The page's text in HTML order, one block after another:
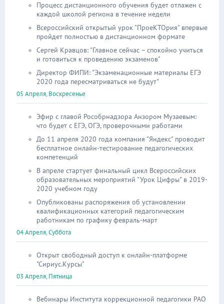
Процесс дистанционного обучения будет отлажен с
каждой школой региона в течение недели
Всероссийский открытый урок "ПроеКТОрия" впервые
пройдет полностью в дистанционном формате
Сергей Кравцов: "Главное сейчас – спокойно учиться
и готовиться к проведению экзаменов"
Директор ФИПИ: "Экзаменационные материалы ЕГЭ
2020 года пересматриваться не будут"
05 Апреля, Воскресенье
Эфир с главой Рособрнадзора Анзором Музаевым:
что будет с ЕГЭ, ОГЭ, проверочными работами
До 11 апреля 2020 года компания "Яндекс" проводит
бесплатное онлайн-тестирование педагогических
компетенций
В апреле стартует финальный цикл Всероссийских
образовательных мероприятий "Урок Цифры" в 2019-
2020 учебном году
Опубликованы распоряжения об установлении
квалификационных категорий педагогическим
работникам по графику февраль-март
04 Апреля, Суббота
Открыт свободный доступ к онлайн-платформе
"Сириус.Курсы"
03 Апреля, Пятница
Вебинары Института коррекционной педагогики РАО